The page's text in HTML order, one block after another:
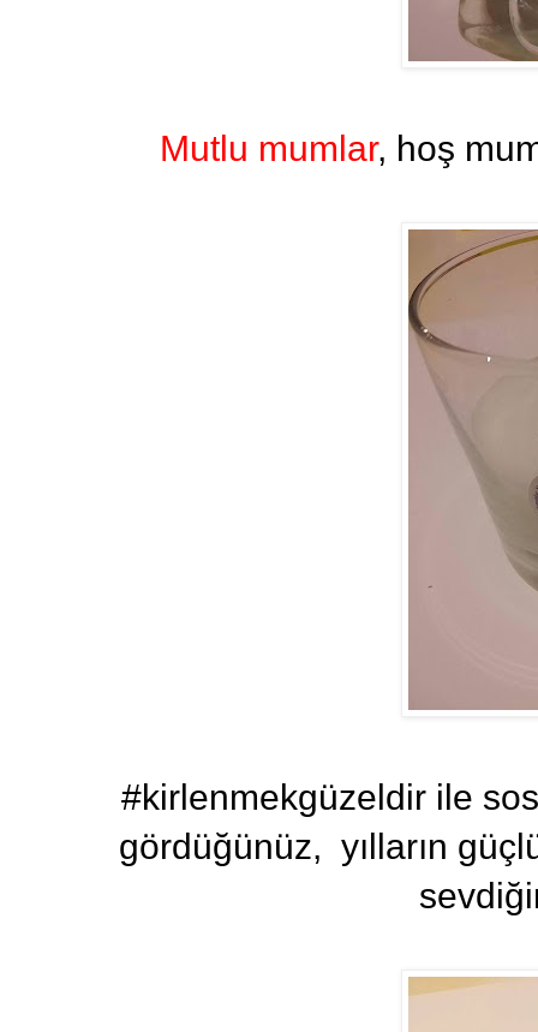
Mutlu mumlar, hoş
#kirlenmekgüzeldir ile
gördüğünüz, yılların